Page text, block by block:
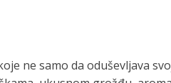
ne samo da oduševljava